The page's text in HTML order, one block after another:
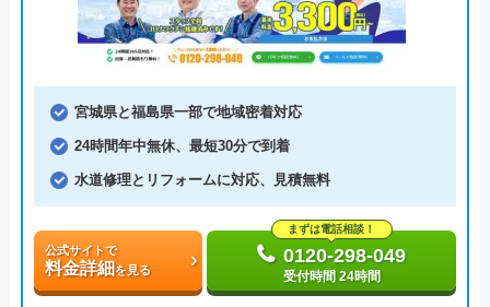
宮城県と福島県一部で地域密着対応
24時間年中無休、最短30分で到着
水道修理とリフォームに対応、見積無料
公式サイトで
料金詳細を見る
まずは電話相談！
0120-298-049
受付時間 24時間